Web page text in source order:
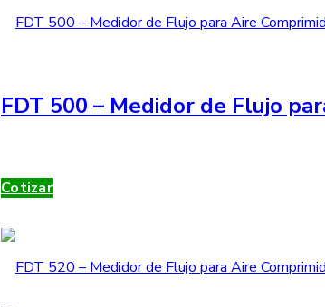
FDT 500 – Medidor de Flujo
Cotizar